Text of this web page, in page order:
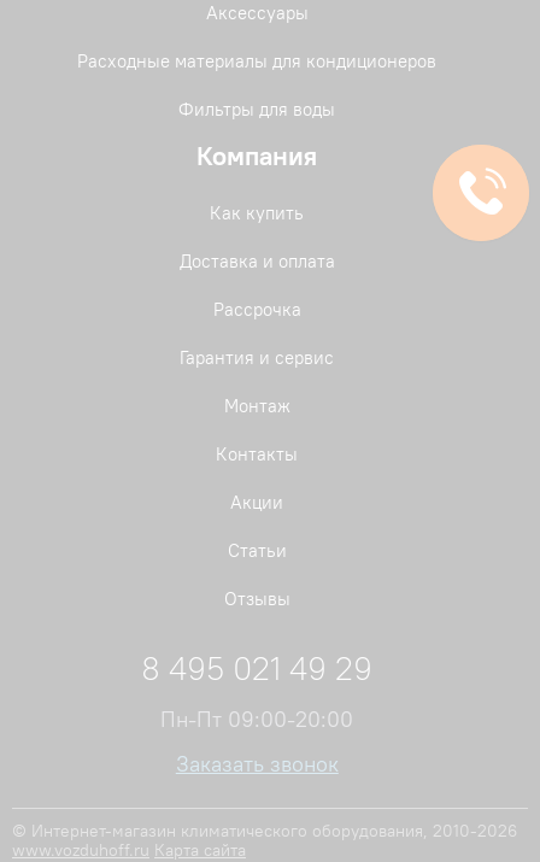
Аксессуары
Расходные материалы для кондиционеров
Фильтры для воды
Компания
Как купить
Доставка и оплата
Рассрочка
Гарантия и сервис
Монтаж
Контакты
Акции
Статьи
Отзывы
8 495 021 49 29
Пн-Пт 09:00-20:00
Заказать звонок
© Интернет-магазин климатического оборудования, 2010-2026
www.vozduhoff.ru Карта сайта